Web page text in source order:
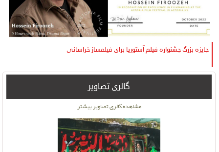
جایزه بزرگ جشنواره فیلم آستوریا برای فیلمساز خراسانی
گالری تصاویر
مشاهده گالری تصاویر بیشتر